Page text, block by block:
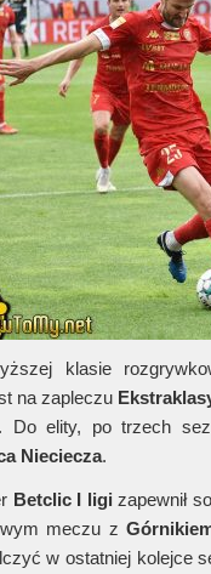
klasie
na zapleczu
Do elity, po trzech
Nieciecza.
Betclic I ligizapewnił
meczu z
w ostatniej kolejce